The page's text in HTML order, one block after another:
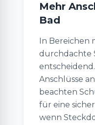
Mehr
Bad
In Bereichen
durchdachte
Anschlüsse
beachten
für eine
wenn